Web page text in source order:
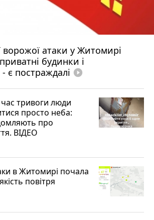
ворожої атаки у Житомирі
будинки і
є постраждалі play_circle_filled
тривоги люди
просто неба:
про
ВІДЕО
в Житомирі почала
повітря